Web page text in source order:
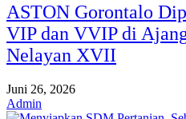
ASTON Gorontalo
VIP dan VVIP di
Nelayan XVII
Juni 26, 2026
Admin